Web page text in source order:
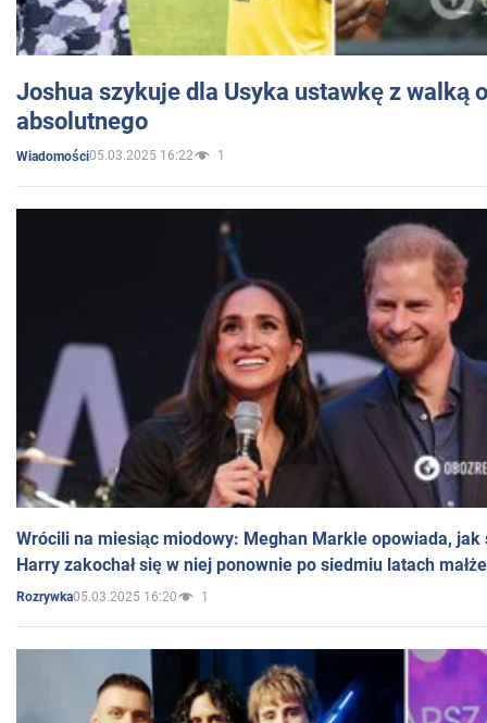
Joshua szykuje dla Usyka ustawkę z walką
absolutnego
Wiadomości05.03.2025 16:22 1
Wrócili na miesiąc miodowy: Meghan Markle opowiada, jak
Harry zakochał się w niej ponownie po siedmiu latach
Rozrywka05.03.2025 16:20 1